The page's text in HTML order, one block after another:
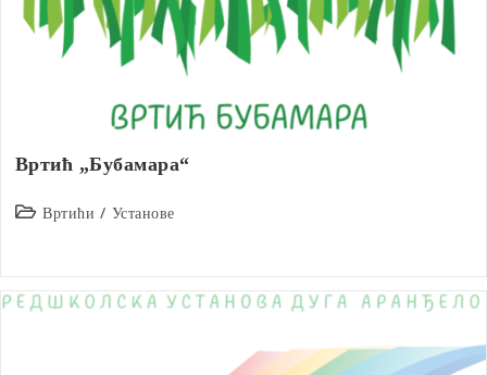
Вртић „Бубамара“
PostВртићи / Установе